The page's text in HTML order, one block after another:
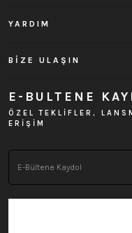
YARDIM
BİZE ULAŞIN
E-BULTENE
ÖZEL TEKLİFLER,
ERİŞİM